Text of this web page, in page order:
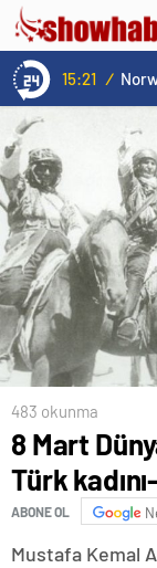
15:21 /
483 okunma
8 Mart
Türk
ABONE OL
Mustafa Kemal